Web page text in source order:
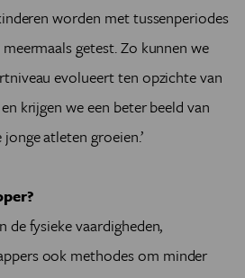
worden met tussenperiodes
getest. Zo kunnen we
evolueert ten opzichte van
krijgen we een beter beeld van
atleten groeien.’
de fysieke vaardigheden,
ook methodes om minder